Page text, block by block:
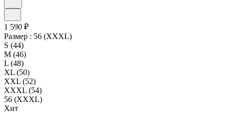
1 590 ₽
Размер : 56 (XXXL)
S (44)
M (46)
L (48)
XL (50)
XXL (52)
XXXL (54)
56 (XXXL)
Хит